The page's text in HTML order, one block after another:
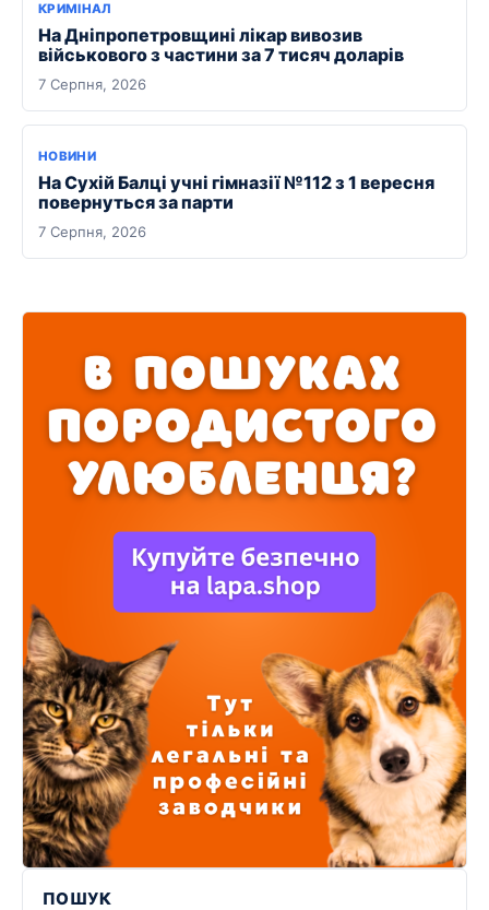
КРИМІНАЛ
На Дніпропетровщині лікар вивозив
військового з частини за 7 тисяч доларів
7 Серпня, 2026
НОВИНИ
На Сухій Балці учні гімназії №112 з 1 вересня
повернуться за парти
7 Серпня, 2026
ПОШУК